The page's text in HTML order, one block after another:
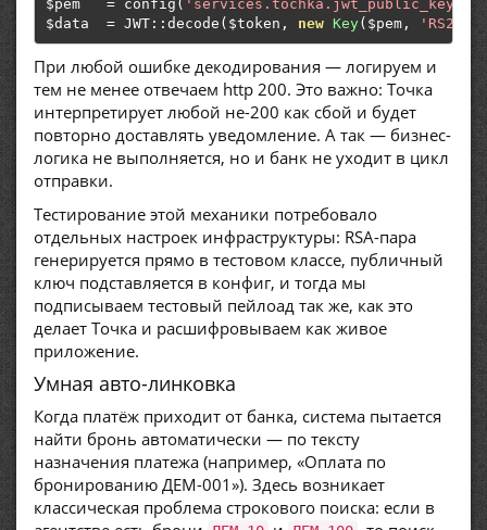
$pem = config (
$data = JWT:: decode ( $token , new Key( $pem, 'RS256'
При любой ошибке декодирования — логируем и
тем не менее отвечаем http 200. Это важно: Точка
интерпретирует любой не-200 как сбой и будет
повторно доставлять уведомление. А так — бизнес-
логика не выполняется, но и банк не уходит в цикл
отправки.
Тестирование этой механики потребовало
отдельных настроек инфраструктуры: RSA-пара
генерируется прямо в тестовом классе, публичный
ключ подставляется в конфиг, и тогда мы
подписываем тестовый пейлоад так же, как это
делает Точка и расшифровываем как живое
приложение.
Умная авто-линковка
Когда платёж приходит от банка, система пытается
найти бронь автоматически — по тексту
назначения платежа (например, «Оплата по
бронированию ДЕМ-001»). Здесь возникает
классическая проблема строкового поиска: если в